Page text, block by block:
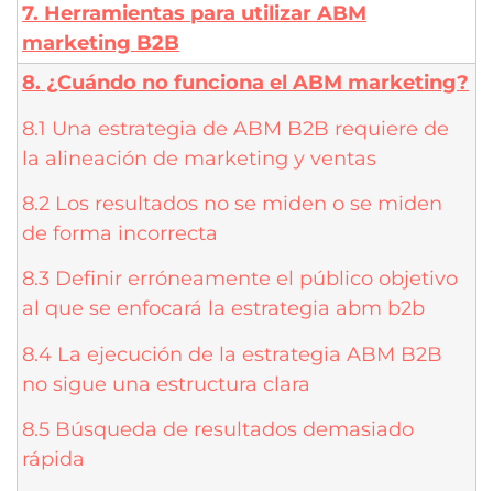
7. Herramientas para utilizar ABM
marketing B2B
8. ¿Cuándo no funciona el ABM marketing?
8.1 Una estrategia de ABM B2B requiere de
la alineación de marketing y ventas
8.2 Los resultados no se miden o se miden
de forma incorrecta
8.3 Definir erróneamente el público objetivo
al que se enfocará la estrategia abm b2b
8.4 La ejecución de la estrategia ABM B2B
no sigue una estructura clara
8.5 Búsqueda de resultados demasiado
rápida